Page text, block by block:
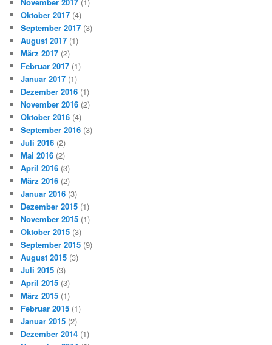
Oktober 2017 (4)
September 2017 (3)
August 2017 (1)
März 2017 (2)
Februar 2017 (1)
Januar 2017 (1)
Dezember 2016 (1)
November 2016 (2)
Oktober 2016 (4)
September 2016 (3)
Juli 2016 (2)
Mai 2016 (2)
April 2016 (3)
März 2016 (2)
Januar 2016 (3)
Dezember 2015 (1)
November 2015 (1)
Oktober 2015 (3)
September 2015 (9)
August 2015 (3)
Juli 2015 (3)
April 2015 (3)
März 2015 (1)
Februar 2015 (1)
Januar 2015 (2)
Dezember 2014 (1)